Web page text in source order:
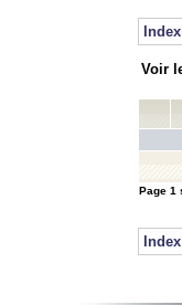
Voir
Page 1